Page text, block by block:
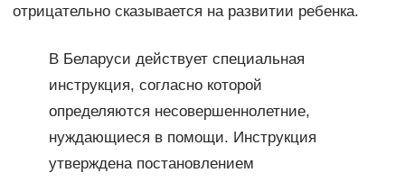
отрицательно сказывается на развитии ребенка.
В Беларуси действует специальная
инструкция, согласно которой
определяются несовершеннолетние,
нуждающиеся в помощи. Инструкция
утверждена постановлением